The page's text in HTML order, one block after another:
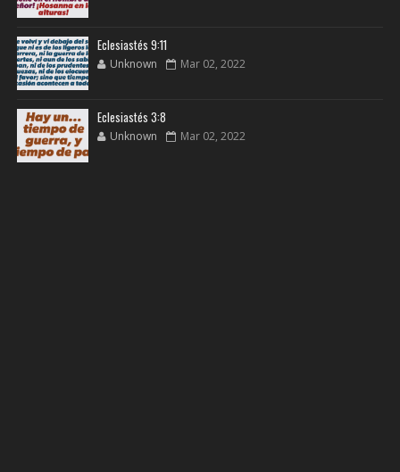
Eclesiastés 9:11
Unknown Mar 02, 2022
Eclesiastés 3:8
Unknown Mar 02, 2022